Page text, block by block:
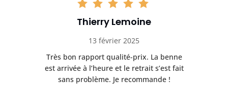
Thierry Lemoine
13 février 2025
Très bon rapport qualité-prix. La benne
est arrivée à l’heure et le retrait s’est fait
sans problème. Je recommande !